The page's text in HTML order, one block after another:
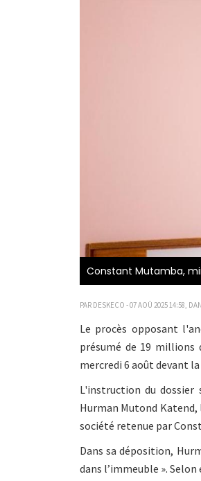
Constant Mutamba,
PAR DESKECO - 07 AOÛ 2025 14:58,
Le procès opposant
présumé de 19 millions
mercredi 6 août devant
L'instruction du
Hurman Mutond
société retenue par
Dans sa déposition,
dans l’immeuble ».